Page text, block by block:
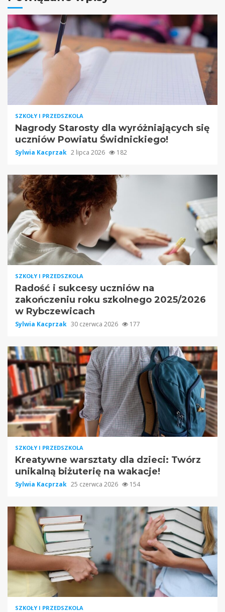
SZKOŁY I PRZEDSZKOLA
Nagrody Starosty dla wyróżniających się
uczniów Powiatu Świdnickiego!
Sylwia Kacprzak 2 lipca 2026 182
SZKOŁY I PRZEDSZKOLA
Radość i sukcesy uczniów na
zakończeniu roku szkolnego 2025/2026
w Rybczewicach
Sylwia Kacprzak 30 czerwca 2026 177
SZKOŁY I PRZEDSZKOLA
Kreatywne warsztaty dla dzieci: Twórz
unikalną biżuterię na wakacje!
Sylwia Kacprzak 25 czerwca 2026 154
SZKOŁY I PRZEDSZKOLA